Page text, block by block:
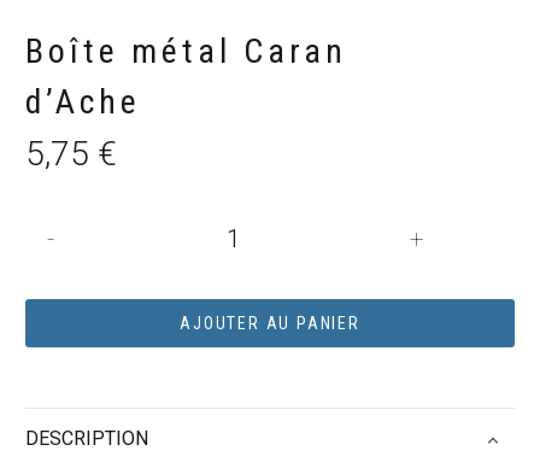
Boîte métal Caran
d’Ache
5,75 €
-
Caran
+
AJOUTER AU PANIER
DESCRIPTION